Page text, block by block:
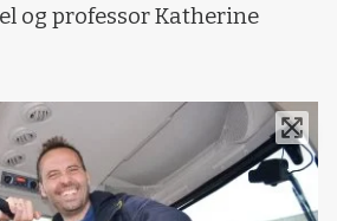
og professor Katherine